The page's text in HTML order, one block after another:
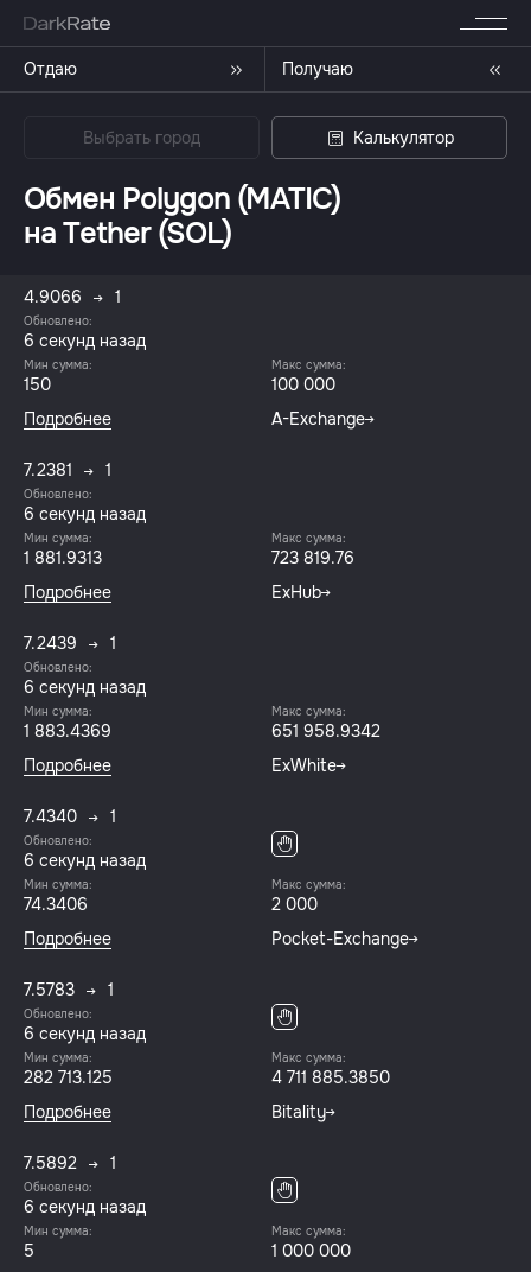
Отдаю Получаю
Выбрать город Калькулятор
Обмен Polygon (MATIC)
на Tether (SOL)
4.9066 1
Обновлено:
7 секунд назад
Мин сумма:
150
Макс сумма:
100 000
Подробнее
A-Exchange
7.2381 1
Обновлено:
7 секунд назад
Мин сумма:
1 881.9313
Макс сумма:
723 819.76
Подробнее
ExHub
7.2439 1
Обновлено:
7 секунд назад
Мин сумма:
1 883.4369
Макс сумма:
651 958.9342
Подробнее
ExWhite
7.4340 1
Обновлено:
7 секунд назад
Мин сумма:
74.3406
Макс сумма:
2 000
Подробнее
Pocket-Exchange
7.5783 1
Обновлено:
7 секунд назад
Мин сумма:
282 713.125
Макс сумма:
4 711 885.3850
Подробнее
Bitality
7.5892 1
Обновлено:
7 секунд назад
Мин сумма:
5
Макс сумма:
1 000 000